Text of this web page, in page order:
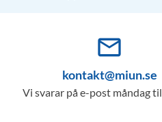
mail_outline
kontakt@miun.se
Vi svarar på e-post måndag